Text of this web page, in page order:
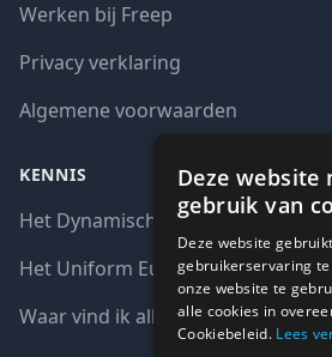
Werken bij Freep
Privacy verklaring
Algemene voorwaarden
KENNIS
Het Dynamisch aankoopsysteem
Het Uniform Europees
Waar vind ik alle interim
Deze website
gebruik van
Deze website
gebruikerservaring
onze website te
alle cookies in
Cookiebeleid. Lees